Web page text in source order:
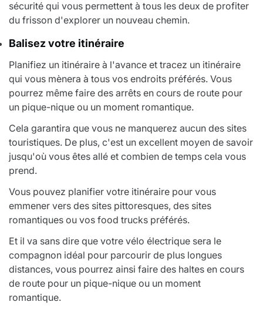
sécurité qui vous permettent à tous les deux de profiter
du frisson d'explorer un nouveau chemin.
Balisez votre itinéraire
Planifiez un itinéraire à l'avance et tracez un itinéraire
qui vous mènera à tous vos endroits préférés. Vous
pourrez même faire des arrêts en cours de route pour
un pique-nique ou un moment romantique.
Cela garantira que vous ne manquerez aucun des sites
touristiques. De plus, c'est un excellent moyen de savoir
jusqu'où vous êtes allé et combien de temps cela vous
prend.
Vous pouvez planifier votre itinéraire pour vous
emmener vers des sites pittoresques, des sites
romantiques ou vos food trucks préférés.
Et il va sans dire que votre vélo électrique sera le
compagnon idéal pour parcourir de plus longues
distances, vous pourrez ainsi faire des haltes en cours
de route pour un pique-nique ou un moment
romantique.